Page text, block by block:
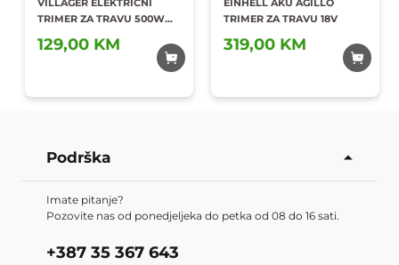
TRIMER ZA TRAVU 500W
129,00 KM
Dodaj u
TRIMER ZA TRAVU 18V
319,00 KM
Dodaj u
Podrška
Imate pitanje?
Pozovite nas od ponedjeljeka do petka od 08 do 16 sati.
+387 35 367 643